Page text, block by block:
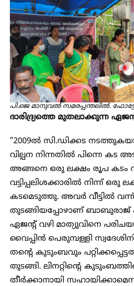
പി.ജെ മാനുവൽ സമരപ്പന്തലിൽ.
ദാരിദ്ര്യത്തെ മുതലാക്കുന്ന
“2009ൽ സി.ഡിക്കട
വില്പന നിന്നതിൽ പിന്നെ കട
അങ്ങനെ ഒരു ലക്ഷം രൂപ കടം
വട്ടിപ്പലിശക്കാരിൽ നിന്ന് ഒരു
കടമെടുത്തു. അവർ വീട്ടിൽ
തുടങ്ങിയപ്പോഴാണ് ബാബുരാജ്
ഏജന്റ് വഴി മാത്യുവിനെ
വൈപ്പിൻ പെരുമ്പള്ളി
തന്റെ കുടുംബവും
തുടങ്ങി. ലിനറ്റിന്റെ
തീർക്കാനായി